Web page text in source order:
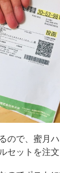
ので、蜜月
セットを注文